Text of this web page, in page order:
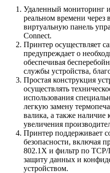
Удаленный мониторинг
реальном времени через
виртуальную панель
Connect.
Принтер осуществляет
предупреждает о
обеспечивая
службы устройства,
Простая конструкция
осуществлять
использования
легкую замену
валика, а также наличие
увеличения
Принтер поддерживает
безопасности, включая
802.1X и фильтр по TCP/
защиту данных и
устройством.